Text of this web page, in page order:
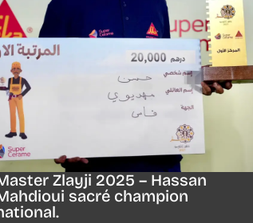
Zlayji 2025 – Hassan
sacré champion